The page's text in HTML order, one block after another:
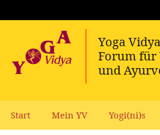
Start Mein YV Yogi(ni)s